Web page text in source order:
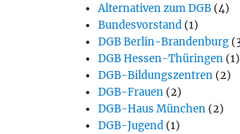
Alternativen zum DGB(4)
Bundesvorstand(1)
DGB Berlin-Brandenburg
DGB Hessen-Thüringen(1)
DGB-Bildungszentren(2)
DGB-Frauen(2)
DGB-Haus München(2)
DGB-Jugend(1)